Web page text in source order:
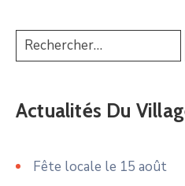
Actualités Du
Fête locale le 15 août